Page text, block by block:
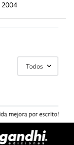
Todos